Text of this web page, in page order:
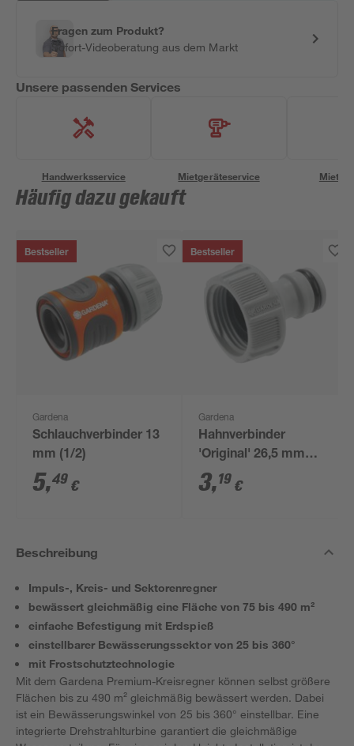
Fragen zum Produkt?
Sofort-Videoberatung aus dem Markt
Unsere passenden Services
Handwerksservice Mietgeräteservice
Häufig dazu gekauft
Bestseller
Gardena
Schlauchverbinder 13
mm (1/2)
5,49 €
Bestseller
Gardena
Hahnverbinder
'Original' 26,5 mm
(3/4") grau
3,19 €
Beschreibung
Impuls-, Kreis- und Sektorenregner
bewässert gleichmäßig eine Fläche von 75 bis 490 m²
einfache Befestigung mit Erdspieß
einstellbarer Bewässerungssektor von 25 bis 360°
mit Frostschutztechnologie
Mit dem Gardena Premium-Kreisregner können selbst größere
Flächen bis zu 490 m² gleichmäßig bewässert werden. Dabei
ist ein Bewässerungswinkel von 25 bis 360° einstellbar. Eine
integrierte Drehstrahlturbine garantiert die gleichmäßige